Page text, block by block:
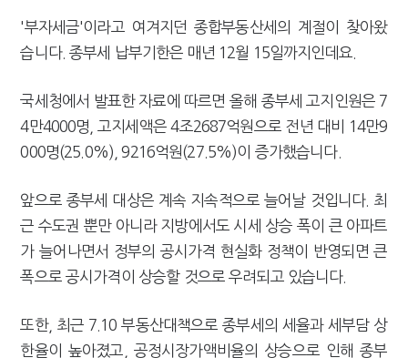
김밥엔 어떤 술 어울릴까?…국세청이 K-푸드 꺼낸 까닭
고액자산가 더 옥죈다…해외신탁 미신고 제보에 포상금
반도체·AI로봇 국내 생산땐 세금 깎아준다
"오래 보유보다 오래 살아야"…1주택 세금 '실거주' 중심으로
'부자세금'이라고 여겨지던 종합부동산세의 계절이 찾아왔
습니다. 종부세 납부기한은 매년 12월 15일까지인데요.
국세청에서 발표한 자료에 따르면 올해 종부세 고지인원은 7
4만4000명, 고지세액은 4조2687억원으로 전년 대비 14만9
000명(25.0%), 9216억원(27.5%)이 증가했습니다.
앞으로 종부세 대상은 계속 지속적으로 늘어날 것입니다. 최
근 수도권 뿐만 아니라 지방에서도 시세 상승 폭이 큰 아파트
가 늘어나면서 정부의 공시가격 현실화 정책이 반영되면 큰
폭으로 공시가격이 상승할 것으로 우려되고 있습니다.
또한, 최근 7.10 부동산대책으로 종부세의 세율과 세부담 상
한율이 높아졌고, 공정시장가액비율의 상승으로 인해 종부